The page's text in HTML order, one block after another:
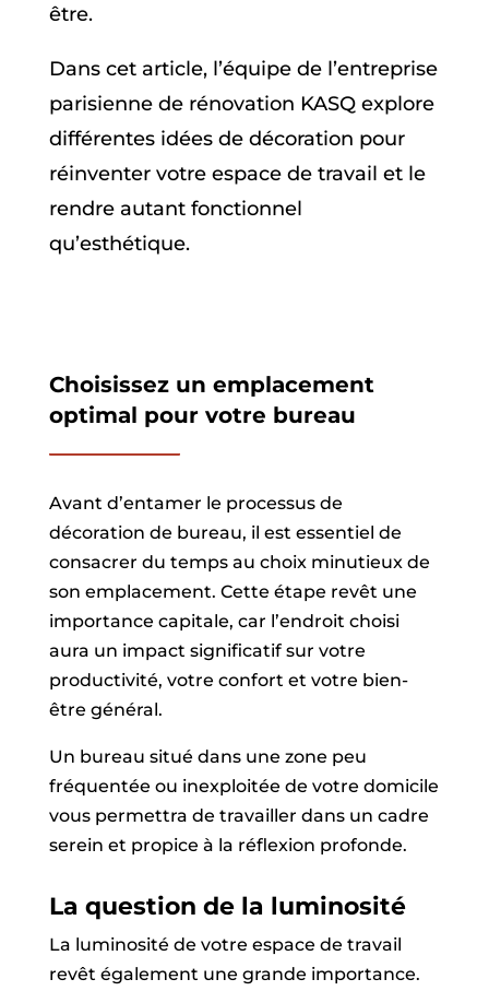
être.
Dans cet article, l’équipe de l’entreprise
parisienne de rénovation KASQ explore
différentes idées de décoration pour
réinventer votre espace de travail et le
rendre autant fonctionnel
qu’esthétique.
Choisissez un emplacement
optimal pour votre bureau
Avant d’entamer le processus de
décoration de bureau, il est essentiel de
consacrer du temps au choix minutieux de
son emplacement. Cette étape revêt une
importance capitale, car l’endroit choisi
aura un impact significatif sur votre
productivité, votre confort et votre bien-
être général.
Un bureau situé dans une zone peu
fréquentée ou inexploitée de votre domicile
vous permettra de travailler dans un cadre
serein et propice à la réflexion profonde.
La question de la luminosité
La luminosité de votre espace de travail
revêt également une grande importance.